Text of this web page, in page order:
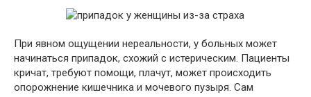
При явном ощущении нереальности, у больных может
начинаться припадок, схожий с истерическим. Пациенты
кричат, требуют помощи, плачут, может происходить
опорожнение кишечника и мочевого пузыря. Сам